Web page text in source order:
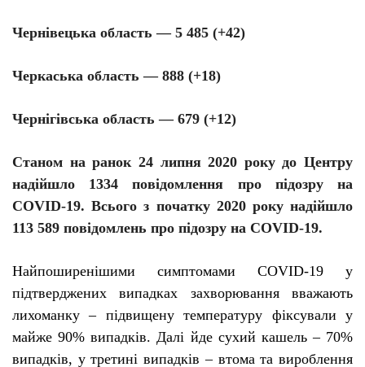
Чернівецька область — 5 485 (+42)
Черкаська область — 888 (+18)
Чернігівська область — 679 (+12)
Станом на ранок 24 липня 2020 року до Центру
надійшло 1334 повідомлення про підозру на
COVID-19. Всього з початку 2020 року надійшло
113 589 повідомлень про підозру на COVID-19.
Найпоширенішими симптомами COVID-19 у
підтверджених випадках захворювання вважають
лихоманку – підвищену температуру фіксували у
майже 90% випадків. Далі йде сухий кашель – 70%
випадків, у третині випадків – втома та вироблення